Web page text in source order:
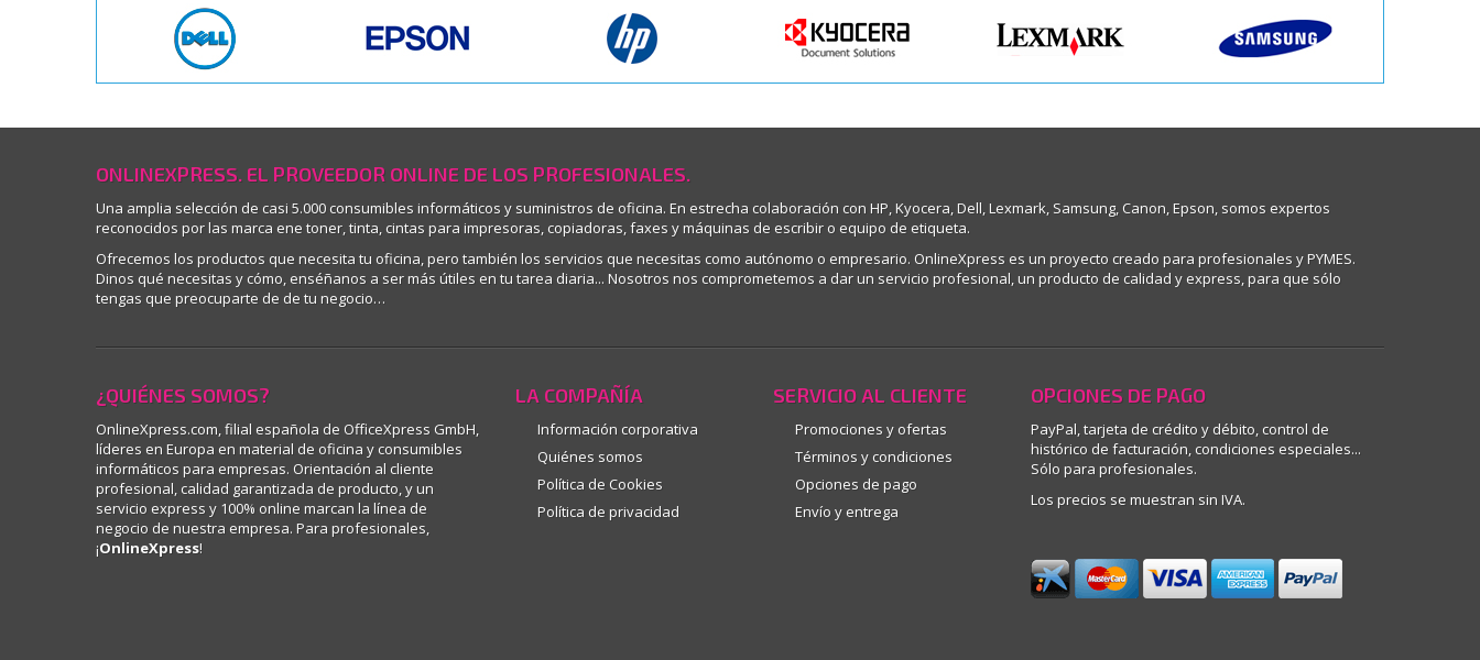
ONLINEXPRESS. EL PROVEEDOR ONLINE DE LOS PROFESIONALES.
Una amplia selección de casi 5.000 consumibles informáticos y suministros de oficina. En estrecha colaboración con HP, Kyocera, Dell, Lexmark, Samsung, Canon, Epson, somos expertos
reconocidos por las marca ene toner, tinta, cintas para impresoras, copiadoras, faxes y máquinas de escribir o equipo de etiqueta.
Ofrecemos los productos que necesita tu oficina, pero también los servicios que necesitas como autónomo o empresario. OnlineXpress es un proyecto creado para profesionales y PYMES.
Dinos qué necesitas y cómo, enséñanos a ser más útiles en tu tarea diaria... Nosotros nos comprometemos a dar un servicio profesional, un producto de calidad y express, para que sólo
tengas que preocuparte de de tu negocio…
¿QUIÉNES SOMOS?
OnlineXpress.com, filial española de OfficeXpress GmbH,
líderes en Europa en material de oficina y consumibles
informáticos para empresas. Orientación al cliente
profesional, calidad garantizada de producto, y un
servicio express y 100% online marcan la línea de
negocio de nuestra empresa. Para profesionales,
¡OnlineXpress!
LA COMPAÑÍA
Información corporativa
Quiénes somos
Política de Cookies
Política de privacidad
SERVICIO AL CLIENTE
Promociones y ofertas
Términos y condiciones
Opciones de pago
Envío y entrega
OPCIONES DE PAGO
PayPal, tarjeta de crédito y débito, control de
histórico de facturación, condiciones especiales...
Sólo para profesionales.
Los precios se muestran sin IVA.